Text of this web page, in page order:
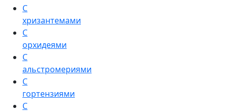
С
хризантемами
С
орхидеями
С
альстромериями
С
гортензиями
С